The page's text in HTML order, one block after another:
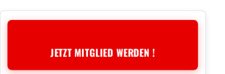
JETZT MITGLIED WERDEN !